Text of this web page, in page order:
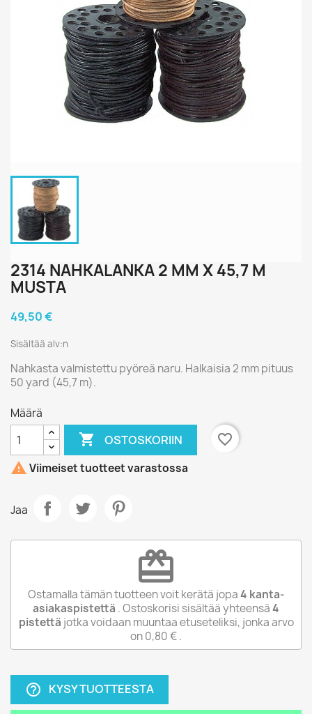
2314 NAHKALANKA 2 MM X 45,7 M
MUSTA
49,50 €
Sisältää alv:n
Nahkasta valmistettu pyöreä naru. Halkaisia 2 mm pituus
50 yard (45,7 m).
Määrä
 OSTOSKORIIN
favorite_border
 Viimeiset tuotteet varastossa
Jaa
redeem
Ostamalla tämän tuotteen voit kerätä jopa4 kanta-
asiakaspistettä . Ostoskorisi sisältää yhteensä4
pistettä jotka voidaan muuntaa etuseteliksi, jonka arvo
on0,80 €.
help_outline KYSY TUOTTEESTA